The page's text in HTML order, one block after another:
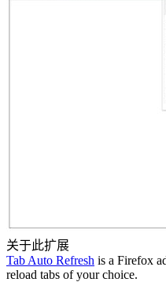
关于此扩展
Tab Auto Refresh is a Firefox
reload tabs of your choice.